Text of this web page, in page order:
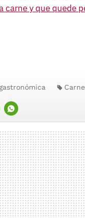
carne y que quede
WHATSAPP
Carne